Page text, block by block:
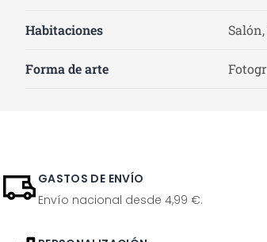
Habitaciones
Forma de arte
GASTOS DE ENVÍO
Envío nacional desde 4,99 €.